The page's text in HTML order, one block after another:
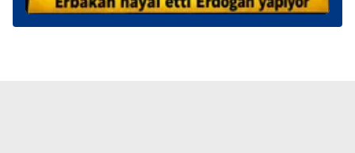
kılınması ve kişiselleştirilmesi ve sizlere yönelik
reklam/pazarlama faaliyetlerinin yapılması, amaçlarıyla